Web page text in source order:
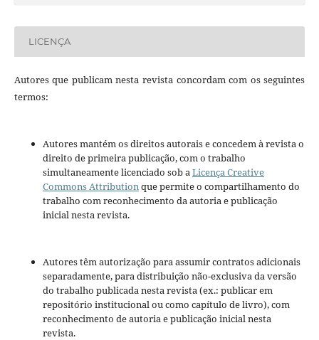
LICENÇA
Autores que publicam nesta revista concordam com os seguintes
termos:
Autores mantém os direitos autorais e concedem à revista o
direito de primeira publicação, com o trabalho
simultaneamente licenciado sob a Licença Creative
Commons Attribution que permite o compartilhamento do
trabalho com reconhecimento da autoria e publicação
inicial nesta revista.
Autores têm autorização para assumir contratos adicionais
separadamente, para distribuição não-exclusiva da versão
do trabalho publicada nesta revista (ex.: publicar em
repositório institucional ou como capítulo de livro), com
reconhecimento de autoria e publicação inicial nesta
revista.